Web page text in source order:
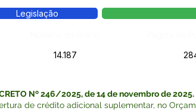
Legislação
14.187
Nº 246/2025, de 14 de novembro de 2025.
de crédito adicional suplementar, no